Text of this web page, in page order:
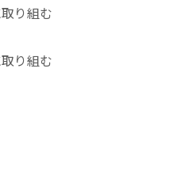
り組む
り組む